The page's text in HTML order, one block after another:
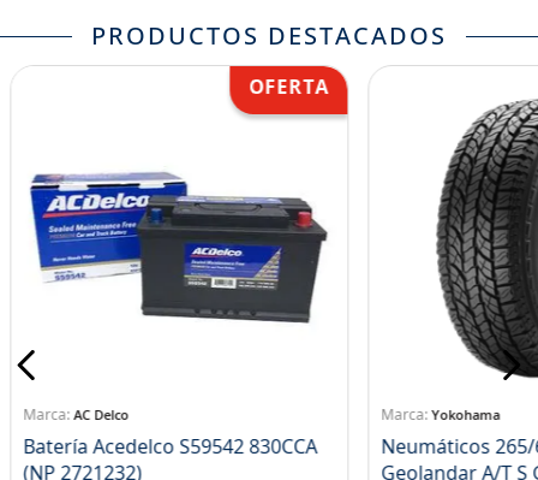
PRODUCTOS DESTACADOS
AC Delco
Batería Acedelco S59542 830CCA
(NP 2721232)
Yokohama
Neumáticos 265/